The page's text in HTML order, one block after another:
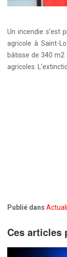
Un incendie s’est
agricole à Saint-
bâtisse de 340
agricoles.
Publié dans
Ces articles